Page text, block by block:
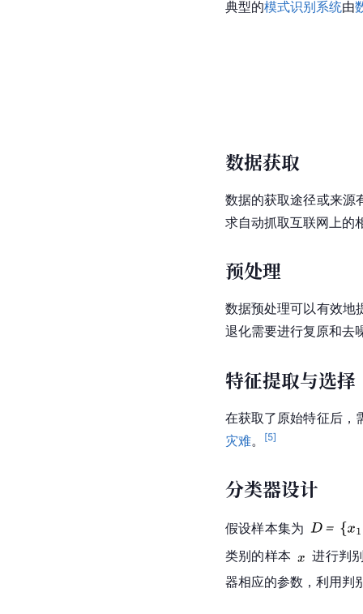
典型的模式识别系统由
数据获取
数据的获取途径或来源
求自动抓取互联网上的
预处理
数据预处理可以有效地
退化需要进行复原和去
特征提取与选择
在获取了原始特征后，
灾难。 [5]
分类器设计
假设样本集为
类别的样本
进行判
器相应的参数，利用判